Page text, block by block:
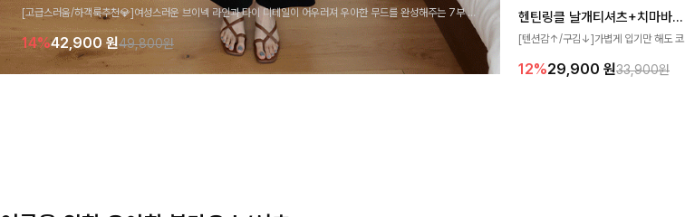
[고급스러움/하객룩추천💎]여성스러운 브이넥 라인과 타이 디테일이 어우러져 우아한 무드를 완성해주는 7부 블
라우스 🤍 여유로운 7부 소매로 편안하게 착용되며 데일리룩부터 출근룩, 하객룩까지 세련된 스타일링을 연출하
기 좋은 아이템이에요
14%42,900 원49,800원
헨틴링클 날개티셔츠+치마바지SET
[텐션감↑/구김↓]가볍게 입기만 해도 코
게 퍼지는 프릴 날개 소매가 우아한 포인트
12%29,900 원33,900원